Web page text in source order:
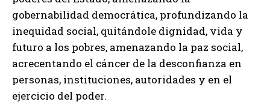
gobernabilidad democrática, profundizando la
inequidad social, quitándole dignidad, vida y
futuro a los pobres, amenazando la paz social,
acrecentando el cáncer de la desconfianza en
personas, instituciones, autoridades y en el
ejercicio del poder.